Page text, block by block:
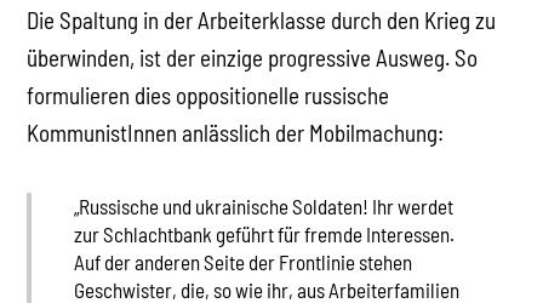
Die Spaltung in der Arbeiterklasse durch den Krieg zu
überwinden, ist der einzige progressive Ausweg. So
formulieren dies oppositionelle russische
KommunistInnen anlässlich der Mobilmachung:
„Russische und ukrainische Soldaten! Ihr werdet
zur Schlachtbank geführt für fremde Interessen.
Auf der anderen Seite der Frontlinie stehen
Geschwister, die, so wie ihr, aus Arbeiterfamilien